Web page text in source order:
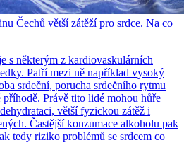
Čechů větší zátěží pro srdce. Na co
s některým z kardiovaskulárních
Patří mezi ně například vysoký
srdeční, porucha srdečního rytmu
Právě tito lidé mohou hůře
větší fyzickou zátěž i
Častější konzumace alkoholu pak
tedy riziko problémů se srdcem co